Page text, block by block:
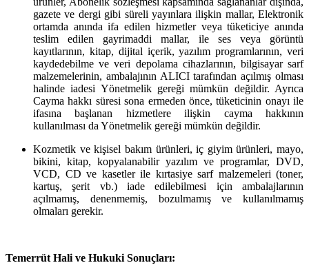
gazete ve dergi gibi süreli yayınlara ilişkin mallar, Elektronik
ortamda anında ifa edilen hizmetler veya tüketiciye anında
teslim edilen gayrimaddi mallar, ile ses veya görüntü
kayıtlarının, kitap, dijital içerik, yazılım programlarının, veri
kaydedebilme ve veri depolama cihazlarının, bilgisayar sarf
malzemelerinin, ambalajının ALICI tarafından açılmış olması
halinde iadesi Yönetmelik gereği mümkün değildir. Ayrıca
Cayma hakkı süresi sona ermeden önce, tüketicinin onayı ile
ifasına başlanan hizmetlere ilişkin cayma hakkının
kullanılması da Yönetmelik gereği mümkün değildir.
Kozmetik ve kişisel bakım ürünleri, iç giyim ürünleri, mayo,
bikini, kitap, kopyalanabilir yazılım ve programlar, DVD,
VCD, CD ve kasetler ile kırtasiye sarf malzemeleri (toner,
kartuş, şerit vb.) iade edilebilmesi için ambalajlarının
açılmamış, denenmemiş, bozulmamış ve kullanılmamış
olmaları gerekir.
Temerrüt Hali ve Hukuki Sonuçları: